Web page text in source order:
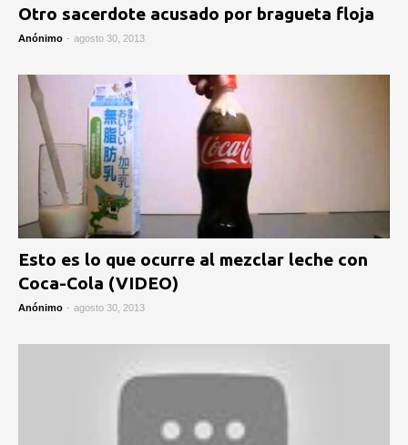
Otro sacerdote acusado por bragueta floja
Anónimo - agosto 30, 2013
Esto es lo que ocurre al mezclar leche con
Coca-Cola (VIDEO)
Anónimo - agosto 30, 2013